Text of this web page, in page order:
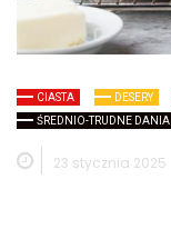
CIASTA DESERY
ŚREDNIO-TRUDNE DANIA
23 stycznia 2025